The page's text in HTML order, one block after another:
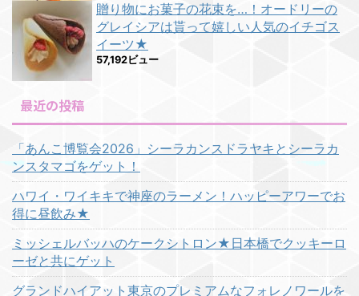
贈り物にお菓子の花束を…！オードリーの
グレイシアは貰って嬉しい人気のイチゴス
イーツ★
57,192ビュー
最近の投稿
「あんこ博覧会2026」シーラカンスドラヤキとシーラカ
ンスタマゴをゲット！
ハワイ・ワイキキで神座のラーメン！ハッピーアワーでお
得に昼飲み★
ミッシェルバッハのケークシトロン★日本橋でクッキーロ
ーゼと共にゲット
グランドハイアット東京のプレミアムなフォレノワールを